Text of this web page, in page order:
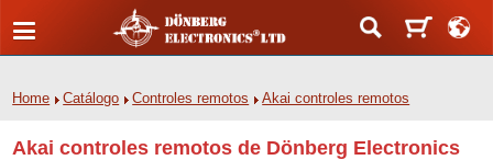
Home Catálogo Controles remotos Akai controles remotos
Akai controles remotos de Dönberg Electronics